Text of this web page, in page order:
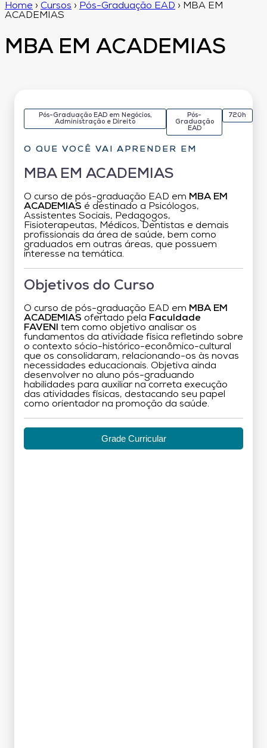
Home › Cursos › Pós-Graduação EAD › MBA EM
ACADEMIAS
MBA EM ACADEMIAS
Pós-Graduação EAD em Negócios,
Administração e Direito
Pós-
Graduação
EAD
720h
O QUE VOCÊ VAI APRENDER EM
MBA EM ACADEMIAS
O curso de pós-graduação EAD em MBA EM
ACADEMIAS é destinado a Psicólogos,
Assistentes Sociais, Pedagogos,
Fisioterapeutas, Médicos, Dentistas e demais
profissionais da área de saúde, bem como
graduados em outras áreas, que possuem
interesse na temática.
Objetivos do Curso
O curso de pós-graduação EAD em MBA EM
ACADEMIAS ofertado pela Faculdade
FAVENI
tem como objetivo analisar os
fundamentos da atividade física refletindo sobre
o contexto sócio-histórico-econômico-cultural
que os consolidaram, relacionando-os às novas
necessidades educacionais. Objetiva ainda
desenvolver no aluno pós-graduando
habilidades para auxiliar na correta execução
das atividades físicas, destacando seu papel
como orientador na promoção da saúde.
Grade Curricular